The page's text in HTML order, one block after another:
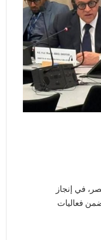
هامة قادتها مصر، في إنجاز
فعاليات